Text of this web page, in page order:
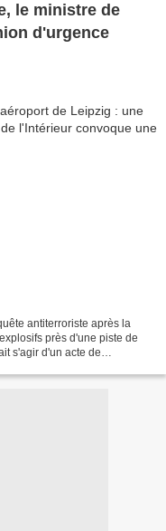
le ministre de
d'urgence
antiterroriste après la
près d'une piste de
s'agir d'un acte de